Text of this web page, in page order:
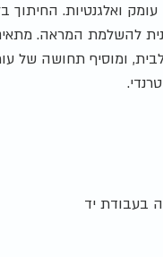
ואלגנטיות. החיתוך
להשלמת המראה.
לבית, ומוסיף תחושה של
בעבודת יד